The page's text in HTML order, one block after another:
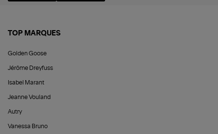
TOP MARQUES
Golden Goose
Jérôme Dreyfuss
Isabel Marant
Jeanne Vouland
Autry
Vanessa Bruno